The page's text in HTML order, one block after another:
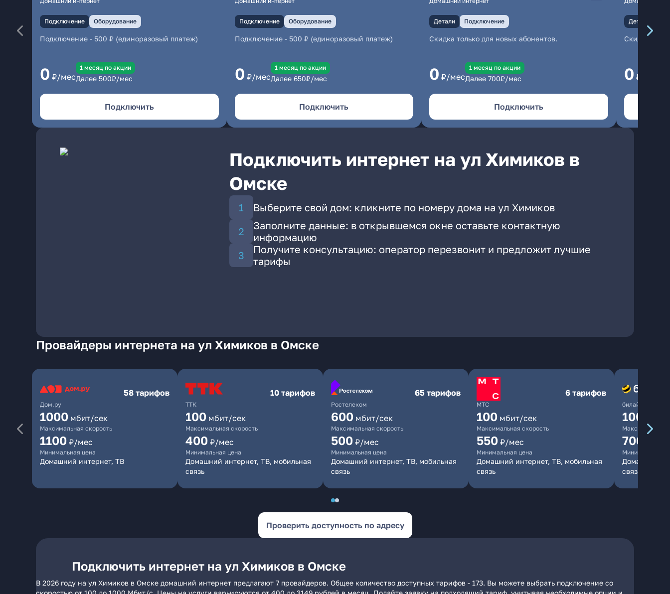
Подключение Оборудование
Подключение - 500 ₽ (единоразовый платеж)
0 ₽/мес
1 месяц по акции
Далее 500₽/мес
Подключить
Подключение Оборудование
Подключение- 500 ₽ (единоразовый платеж)
0 ₽/мес
1 месяц по акции
Далее 650₽/мес
Подключить
Детали Подключение
Скидка только для новых абонентов.
0 ₽/мес
1 месяц по акции
Далее 700₽/мес
Подключить
Детали
Скидка
0 ₽/мес
Подключить интернет на ул Химиков в
Омске
Выберите свой дом: кликните по номеру дома на ул Химиков
Заполните данные: в открывшемся окне оставьте контактную
информацию
Получите консультацию: оператор перезвонит и предложит лучшие
тарифы
Провайдеры интернета на ул Химиков в Омске
Дом.ру
58 тарифов
1000 мбит/сек
Максимальная скорость
1100 ₽/мес
Минимальная цена
Домашний интернет, ТВ
ТТК
10 тарифов
100 мбит/сек
Максимальная скорость
400 ₽/мес
Минимальная цена
Домашний интернет, ТВ, мобильная
связь
Ростелеком
65 тарифов
600 мбит/сек
Максимальная скорость
500 ₽/мес
Минимальная цена
Домашний интернет, ТВ, мобильная
связь
МТС
6 тарифов
100 мбит/сек
Максимальная скорость
550 ₽/мес
Минимальная цена
Домашний интернет, ТВ, мобильная
связь
билайн
1000
Максимальная
700
Минимальная
Домашний
связь
Проверить доступность по адресу
Подключить интернет на ул Химиков в Омске
В 2026 году на ул Химиков в Омске домашний интернет предлагают 7 провайдеров. Общее количество доступных тарифов - 173. Вы можете выбрать подключение со